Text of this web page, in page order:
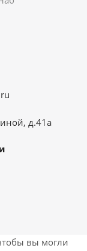
д.41а
вы могли